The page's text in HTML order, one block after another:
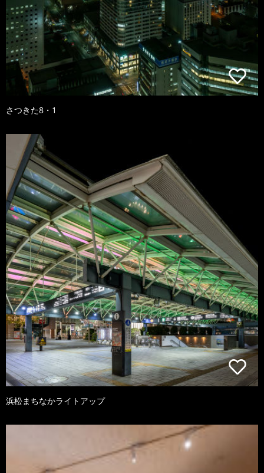
さつきた8・1
浜松まちなかライトアップ